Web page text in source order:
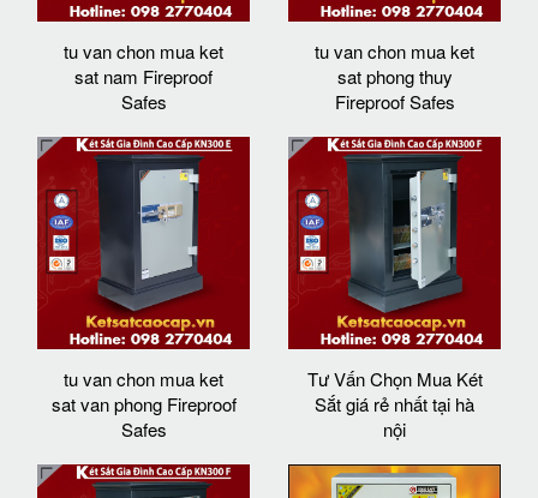
tu van chon mua ket
sat nam Fireproof
Safes
tu van chon mua ket
sat phong thuy
Fireproof Safes
tu van chon mua ket
sat van phong Fireproof
Safes
Tư Vấn Chọn Mua Két
Sắt giá rẻ nhất tại hà
nội